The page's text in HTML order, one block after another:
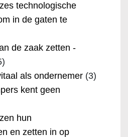
technologische
in de gaten te
de zaak zetten -
als ondernemer (3)
kent geen
hun
en zetten in op